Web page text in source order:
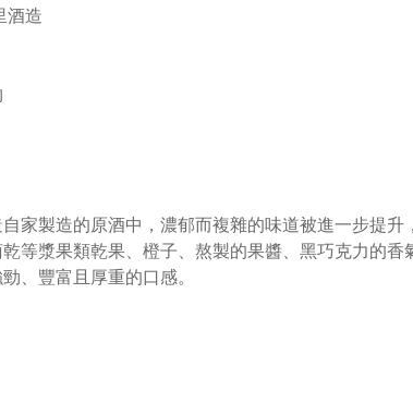
酒造
家製造的原酒中，濃郁而複雜的味道被進一步提升
等漿果類乾果、橙子、熬製的果醬、黑巧克力的
、豐富且厚重的口感。